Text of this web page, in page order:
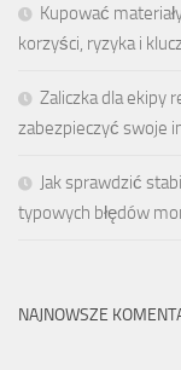
Kupować
korzyści, ryzyka i
Zaliczka dla ekipy
zabezpieczyć swoje
Jak sprawdzić
typowych błędów
NAJNOWSZE